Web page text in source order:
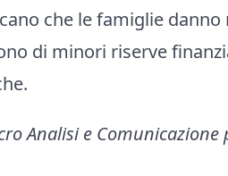
che le famiglie
di minori riserve
Analisi e Comunicazione